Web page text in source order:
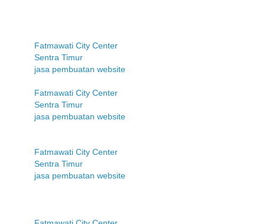
Fatmawati City Center
Sentra Timur
jasa pembuatan website
Fatmawati City Center
Sentra Timur
jasa pembuatan website
Fatmawati City Center
Sentra Timur
jasa pembuatan website